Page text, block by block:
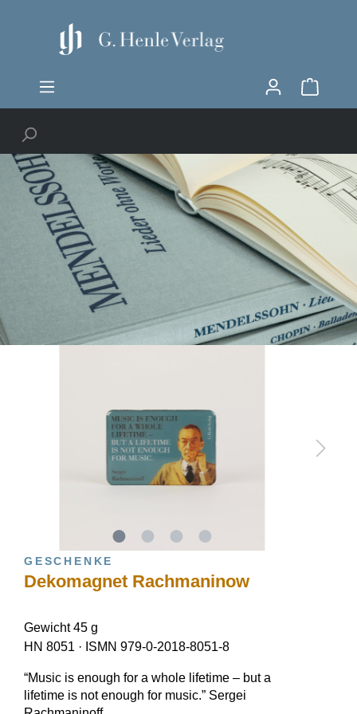
GESCHENKE
Dekomagnet Rachmaninow
Gewicht 45 g
HN 8051 · ISMN 979-0-2018-8051-8
“Music is enough for a whole lifetime – but a
lifetime is not enough for music.” Sergei